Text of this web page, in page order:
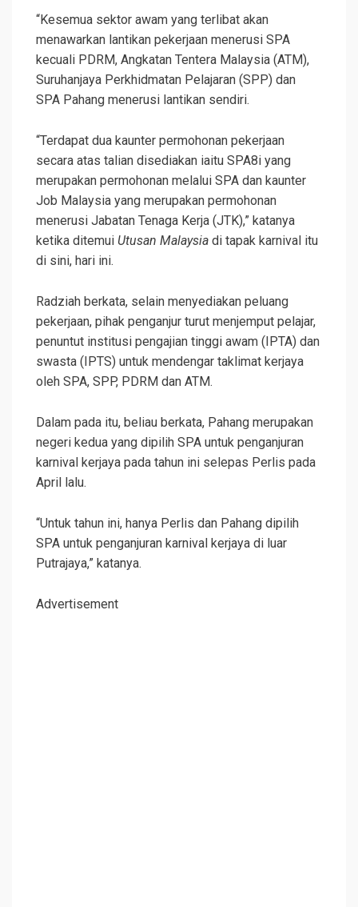
“Kesemua sektor awam yang terlibat akan
menawarkan lantikan pekerjaan menerusi SPA
kecuali PDRM, Angkatan Tentera Malaysia (ATM),
Suruhanjaya Perkhidmatan Pelajaran (SPP) dan
SPA Pahang menerusi lantikan sendiri.
“Terdapat dua kaunter permohonan pekerjaan
secara atas talian disediakan iaitu SPA8i yang
merupakan permohonan melalui SPA dan kaunter
Job Malaysia yang merupakan permohonan
menerusi Jabatan Tenaga Kerja (JTK),” katanya
ketika ditemui Utusan Malaysia di tapak karnival itu
di sini, hari ini.
Radziah berkata, selain menyediakan peluang
pekerjaan, pihak penganjur turut menjemput pelajar,
penuntut institusi pengajian tinggi awam (IPTA) dan
swasta (IPTS) untuk mendengar taklimat kerjaya
oleh SPA, SPP, PDRM dan ATM.
Dalam pada itu, beliau berkata, Pahang merupakan
negeri kedua yang dipilih SPA untuk penganjuran
karnival kerjaya pada tahun ini selepas Perlis pada
April lalu.
“Untuk tahun ini, hanya Perlis dan Pahang dipilih
SPA untuk penganjuran karnival kerjaya di luar
Putrajaya,” katanya.
Advertisement